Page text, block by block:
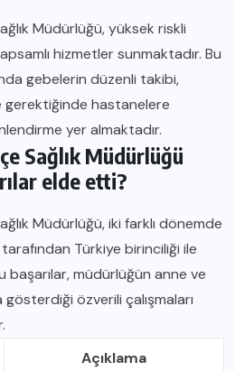
Müdürlüğü, yüksek riskli
hizmetler sunmaktadır. Bu
gebelerin düzenli takibi,
gerektiğinde hastanelere
yer almaktadır.
Sağlık Müdürlüğü
elde etti?
Müdürlüğü, iki farklı dönemde
tarafından Türkiye birinciliği ile
başarılar, müdürlüğün anne ve
gösterdiği özverili çalışmaları
Açıklama